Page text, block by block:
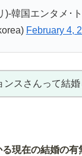
韓国エンタメ･
February 4,
ンスさんって結婚
現在の結婚の有